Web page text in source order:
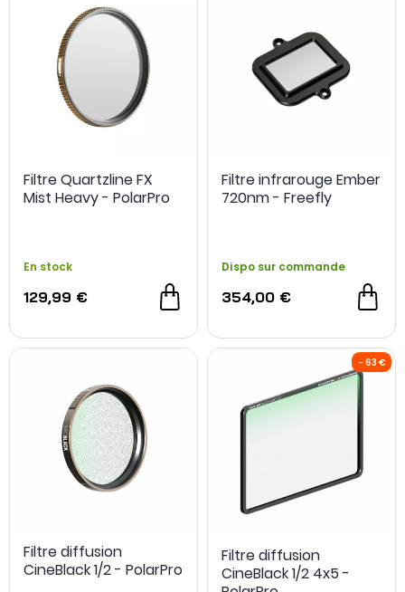
Filtre Quartzline FX
Mist Heavy - PolarPro
En stock
129,99 €
Filtre infrarouge Ember
720nm - Freefly
Dispo sur commande
354,00 €
Filtre diffusion
CineBlack 1/2 - PolarPro
Filtre diffusion
CineBlack 1/2 4x5 -